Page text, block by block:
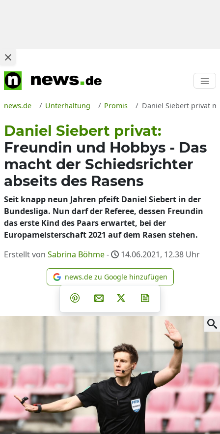
news.de Unterhaltung Promis Daniel Siebert privat
Daniel Siebert privat:
Freundin und Hobbys - Das
macht der Schiedsrichter
abseits des Rasens
Seit knapp neun Jahren pfeift Daniel Siebert in der
Bundesliga. Nun darf der Referee, dessen Freundin
das erste Kind des Paars erwartet, bei der
Europameisterschaft 2021 auf dem Rasen stehen.
Erstellt von Sabrina Böhme- 14.06.2021, 12.38 Uhr
news.de zu Google
news.de zu Google hinzufügen
Teilen auf Facebook
Teilen auf Whatsapp
Teilen auf Telegram
Teilen auf Pinterest
Per E-Mail teilen
Post auf X